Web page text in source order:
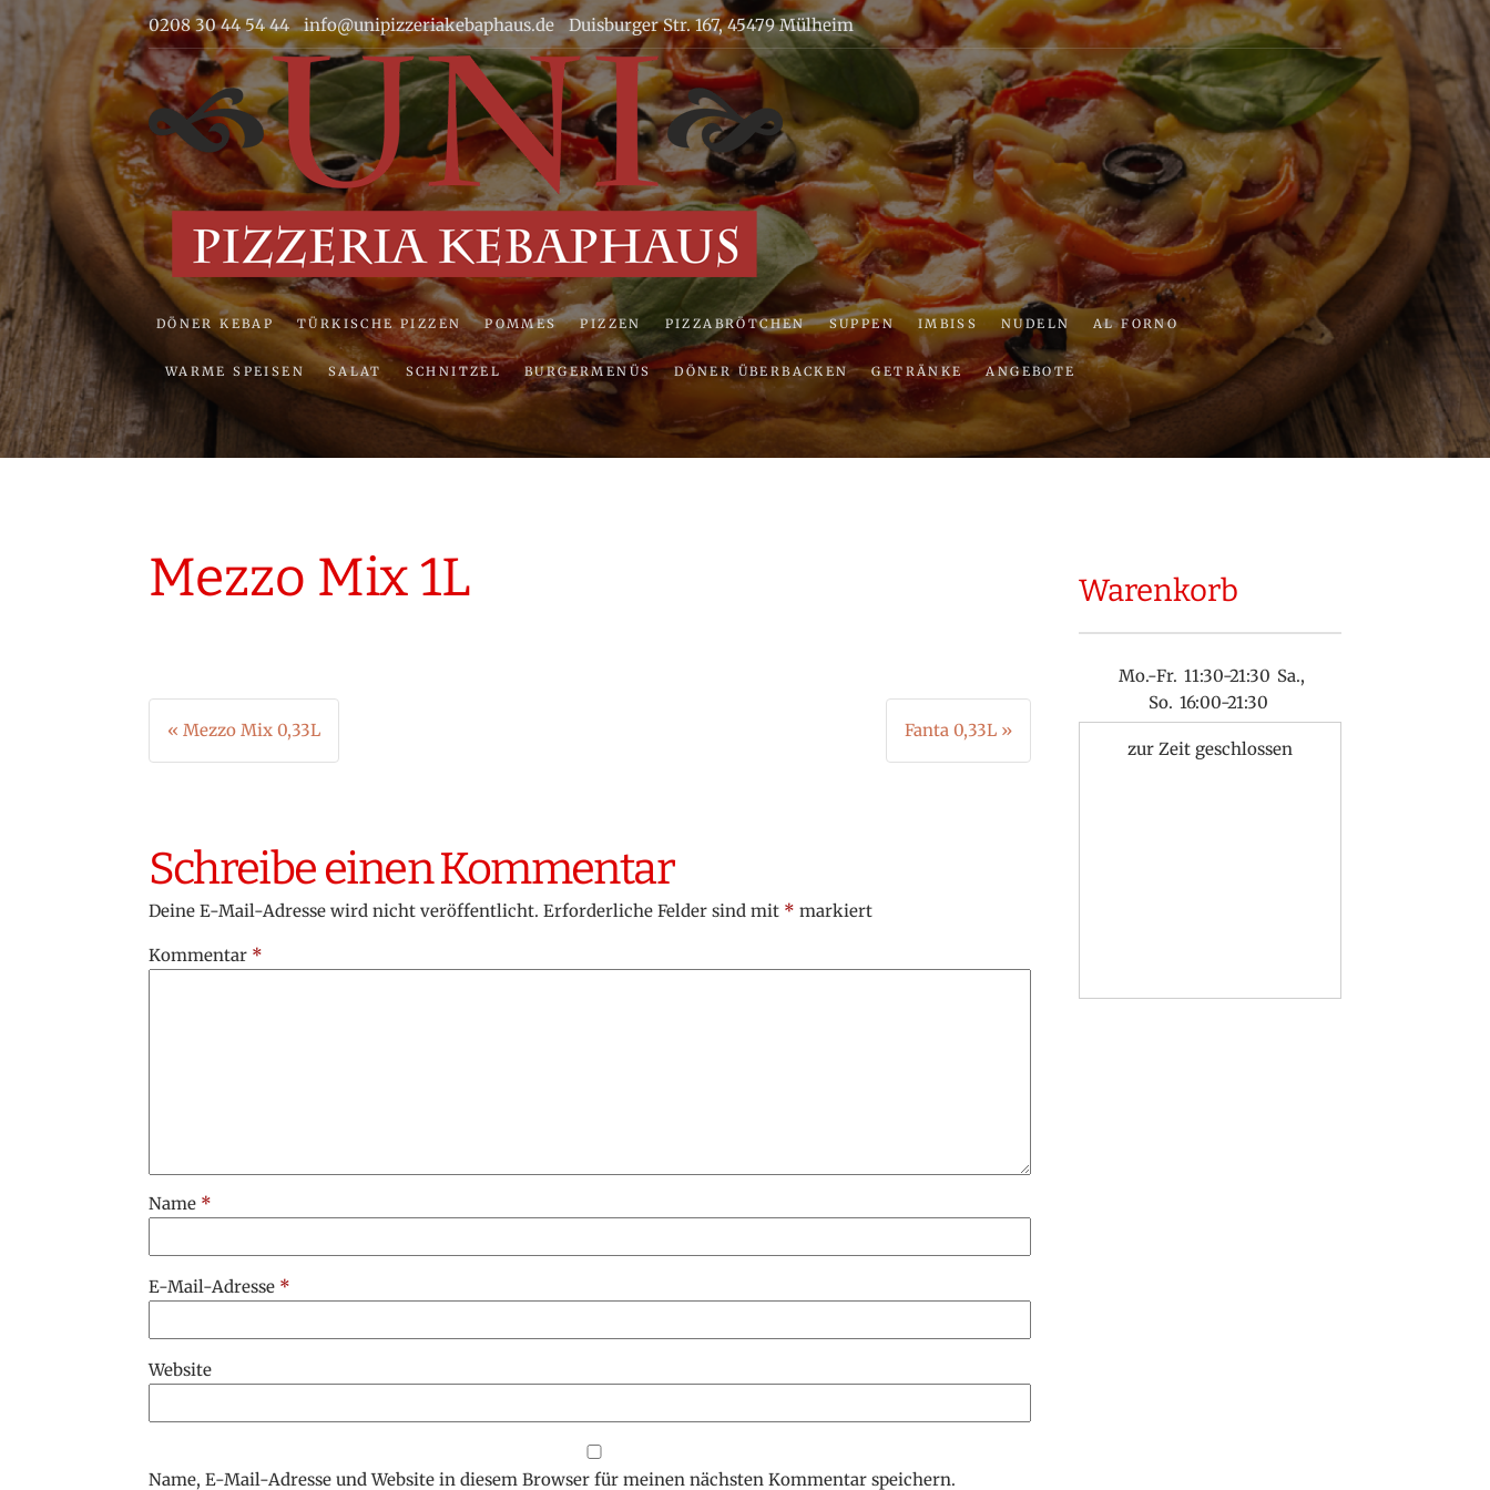
Skip
content
0208 30 44 54 44 info@unipizzeriakebaphaus.de Duisburger Str. 167, 45479 Mülheim
Uni Pizzeria
DÖNER KEBAP TÜRKISCHE PIZZEN POMMES PIZZEN PIZZABRÖTCHEN SUPPEN IMBISS NUDELN AL FORNO
WARME SPEISEN SALAT SCHNITZEL BURGERMENÜS DÖNER ÜBERBACKEN GETRÄNKE ANGEBOTE
Mezzo Mix 1L
Beitragsnavigation
« Mezzo Mix 0,33L Fanta 0,33L »
Schreibe einen Kommentar
Deine E-Mail-Adresse wird nicht veröffentlicht. Erforderliche Felder sind mit * markiert
Kommentar *
Name *
E-Mail-Adresse *
Website
Name, E-Mail-Adresse und Website in diesem Browser für meinen nächsten Kommentar speichern.
Warenkorb
Mo.-Fr. 11:30-21:30 Sa.,
So. 16:00-21:30
zur Zeit geschlossen